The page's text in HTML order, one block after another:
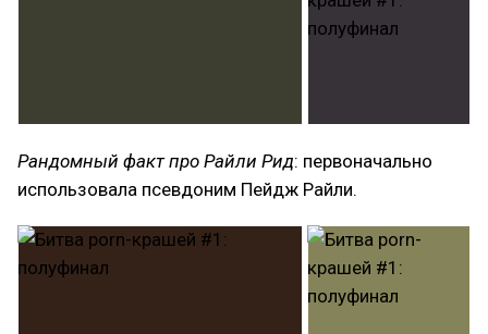
Рандомный факт про Райли Рид: первоначально
использовала псевдоним Пейдж Райли.